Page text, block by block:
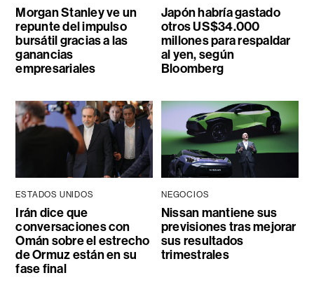
Morgan Stanley ve un
repunte del impulso
bursátil gracias a las
ganancias
empresariales
Japón habría gastado
otros US$34.000
millones para respaldar
al yen, según
Bloomberg
ESTADOS UNIDOS
Irán dice que
conversaciones con
Omán sobre el estrecho
de Ormuz están en su
fase final
NEGOCIOS
Nissan mantiene sus
previsiones tras mejorar
sus resultados
trimestrales